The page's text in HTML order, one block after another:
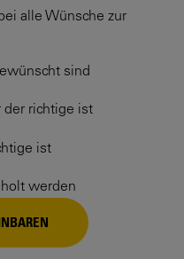
alle Wünsche zur
sind
der richtige ist
ist
werden